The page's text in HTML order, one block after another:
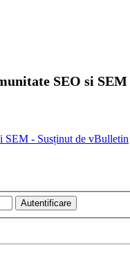
SEO si SEM